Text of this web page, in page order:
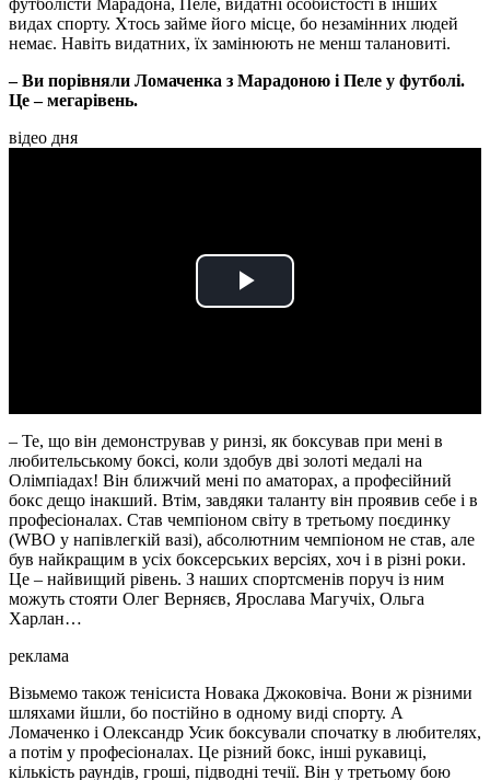
футболісти Марадона, Пеле, видатні особистості в інших
видах спорту. Хтось займе його місце, бо незамінних людей
немає. Навіть видатних, їх замінюють не менш талановиті.
– Ви порівняли Ломаченка з Марадоною і Пеле у футболі.
Це – мегарівень.
відео дня
Play
– Те, що він демонстрував у ринзі, як боксував при мені в
любительському боксі, коли здобув дві золоті медалі на
Олімпіадах! Він ближчий мені по аматорах, а професійний
бокс дещо інакший. Втім, завдяки таланту він проявив себе і в
професіоналах. Став чемпіоном світу в третьому поєдинку
(WBO у напівлегкій вазі), абсолютним чемпіоном не став, але
був найкращим в усіх боксерських версіях, хоч і в різні роки.
Це – найвищий рівень. З наших спортсменів поруч із ним
можуть стояти Олег Верняєв, Ярослава Магучіх, Ольга
Харлан…
реклама
Візьмемо також тенісиста Новака Джоковіча. Вони ж різними
шляхами йшли, бо постійно в одному виді спорту. А
Ломаченко і Олександр Усик боксували спочатку в любителях,
а потім у професіоналах. Це різний бокс, інші рукавиці,
кількість раундів, гроші, підводні течії. Він у третьому бою